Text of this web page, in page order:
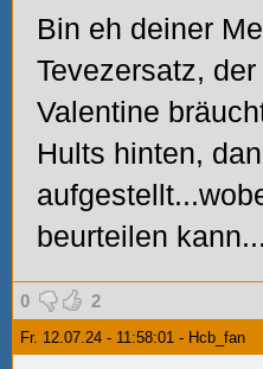
Bin eh deiner
Tevezersatz,
Valentine
Hults hinten,
beurteilen kann...
0 2
Fr. 12.07.24 - 11:58:01 - Hcb_fan